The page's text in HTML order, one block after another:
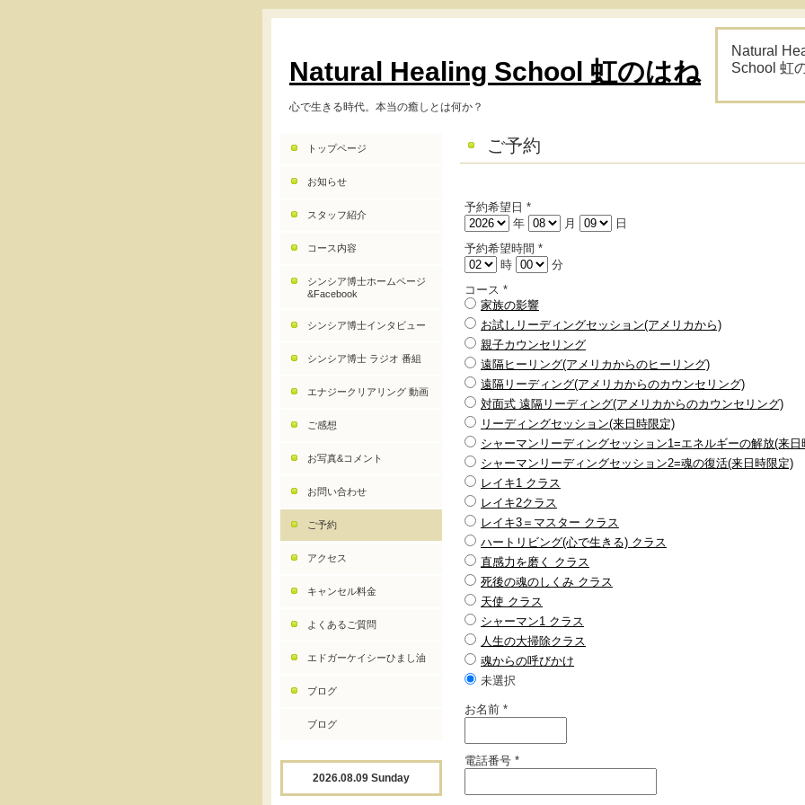
Natural
School 虹
Natural Healing School 虹のはね
心で生きる時代。本当の癒しとは何か？
ご予約
予約希望日 *
年
月
日
予約希望時間 *
時
分
コース *
家族の影響
お試しリーディングセッション(アメリカから)
親子カウンセリング
遠隔ヒーリング(アメリカからのヒーリング)
遠隔リーディング(アメリカからのカウンセリング)
対面式 遠隔リーディング(アメリカからのカウンセリング)
リーディングセッション(来日時限定)
シャーマンリーディングセッション1=エネルギーの解放(来
シャーマンリーディングセッション2=魂の復活(来日時限定)
レイキ1 クラス
レイキ2クラス
レイキ3＝マスター クラス
ハートリビング(心で生きる) クラス
直感力を磨く クラス
死後の魂のしくみ クラス
天使 クラス
シャーマン1 クラス
人生の大掃除クラス
魂からの呼びかけ
未選択
お名前 *
電話番号 *
トップページ
お知らせ
スタッフ紹介
コース内容
シンシア博士ホームページ
&Facebook
シンシア博士インタビュー
シンシア博士 ラジオ 番組
エナジークリアリング 動画
ご感想
お写真&コメント
お問い合わせ
ご予約
アクセス
キャンセル料金
よくあるご質問
エドガーケイシーひまし油
ブログ
ブログ
2026.08.09 Sunday